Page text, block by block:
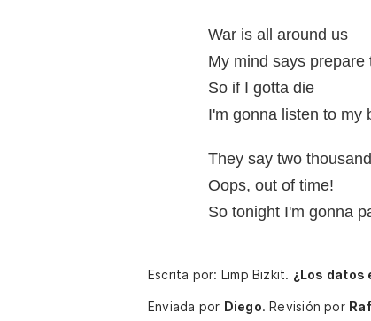
War is all around us
My mind says prepare
So if I gotta die
I'm gonna listen to my
They say two
Oops, out of time!
So tonight I'm gonna
Escrita por: Limp Bizkit. ¿Los datos
Enviada por Diego. Revisión por